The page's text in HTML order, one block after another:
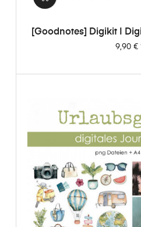
[Goodnotes] Digikit |
Preis
9,90 €